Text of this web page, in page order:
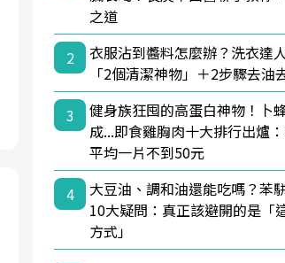
之道
2
衣服沾到醬料怎麼辦？洗衣達
「2個清潔神物」＋2步驟去油
3
健身族狂囤的高蛋白神物！卜
成...即食雞胸肉十大排行出爐
平均一片不到50元
4
大豆油、調和油還能吃嗎？苯
10大疑問：真正該避開的是「
方式」